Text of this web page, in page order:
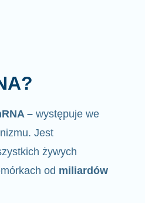
–występuje we
Jest
żywych
od miliardów